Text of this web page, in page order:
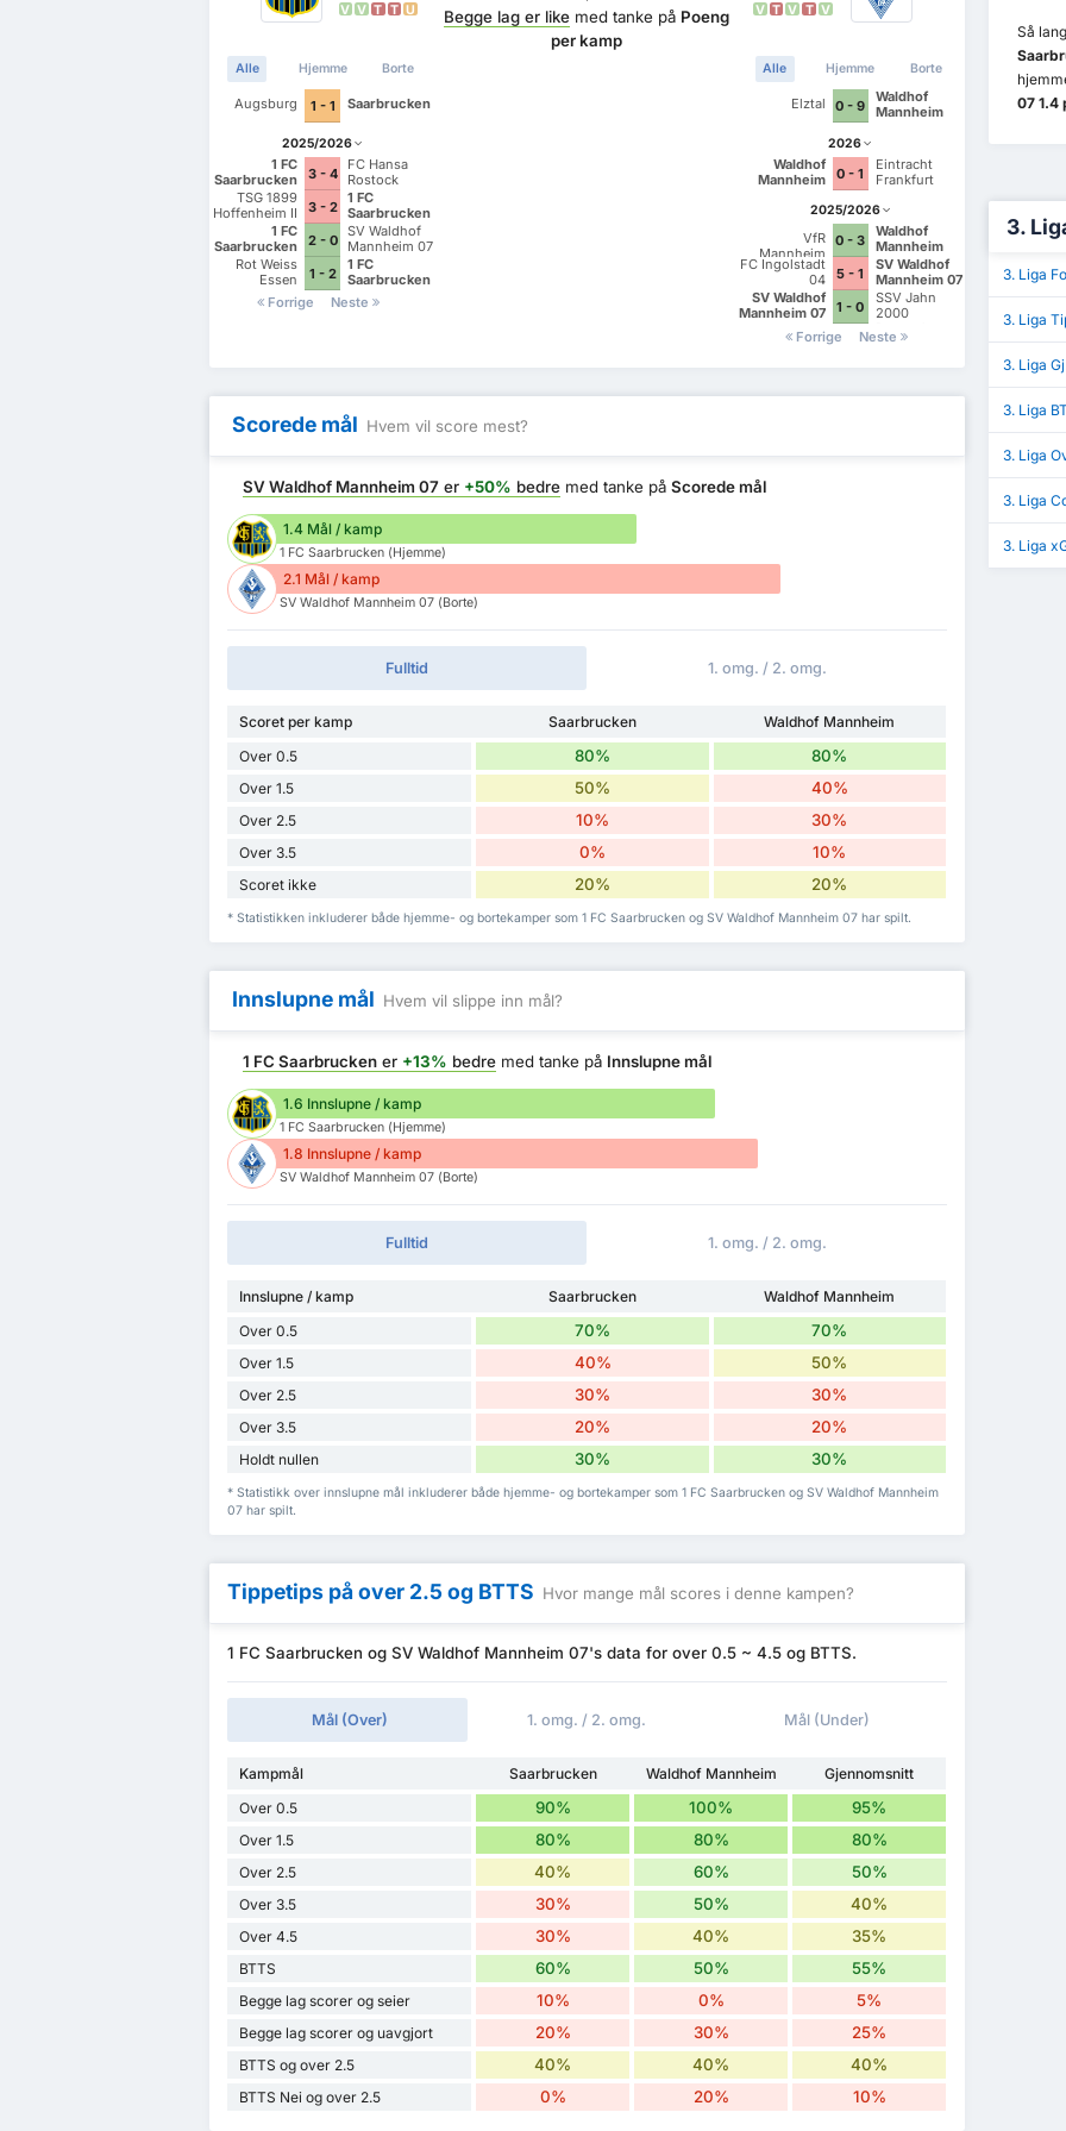
V V T T U
Alle Hjemme Borte
Augsburg 1 - 1 Saarbrucken
2025/2026
1 FC
Saarbrucken
3 - 4
FC Hansa
Rostock
TSG 1899
Hoffenheim II
3 - 2
1 FC
Saarbrucken
1 FC
Saarbrucken
2 - 0
SV Waldhof
Mannheim 07
Rot Weiss
Essen
1 - 2
1 FC
Saarbrucken
Forrige
Neste
Begge lag er likemed tanke på Poeng
per kamp
V T V T V
Alle Hjemme Borte
Elztal 0 - 9
Waldhof
Mannheim
2026
Waldhof
Mannheim
0 - 1
Eintracht
Frankfurt
2025/2026
VfR
Mannheim
0 - 3
Waldhof
Mannheim
FC Ingolstadt
04
5 - 1
SV Waldhof
Mannheim 07
SV Waldhof
Mannheim 07
1 - 0
SSV Jahn
2000
Regensburg
Forrige Neste
Scorede mål Hvem vil score mest?
SV Waldhof Mannheim 07 er +50% bedre med tanke påScorede mål
1.4 Mål / kamp
1 FC Saarbrucken (Hjemme)
2.1 Mål / kamp
SV Waldhof Mannheim 07 (Borte)
Fulltid 1. omg. / 2. omg.
Scoret per kamp Saarbrucken
Waldhof Mannheim
Over 0.5
80% 80%
Over 1.5 50% 40%
Over 2.5 10% 30%
Over 3.5 0% 10%
Scoret ikke 20% 20%
* Statistikken inkluderer både hjemme- og bortekamper som 1 FC Saarbrucken og SV Waldhof Mannheim 07 har spilt.
Innslupne mål Hvem vil slippe inn mål?
1 FC Saarbrucken er +13% bedre med tanke på Innslupne mål
1.6 Innslupne / kamp
1 FC Saarbrucken (Hjemme)
1.8 Innslupne / kamp
SV Waldhof Mannheim 07 (Borte)
Fulltid 1. omg. / 2. omg.
Innslupne / kamp Saarbrucken
Waldhof Mannheim
Over 0.5
70% 70%
Over 1.5 40% 50%
Over 2.5 30% 30%
Over 3.5 20% 20%
Holdt nullen 30% 30%
* Statistikk over innslupne mål inkluderer både hjemme- og bortekamper som 1 FC Saarbrucken og SV Waldhof Mannheim
07 har spilt.
Tippetips på over 2.5 og BTTS Hvor mange mål scores i denne kampen?
1 FC Saarbrucken og SV Waldhof Mannheim 07's data for over 0.5 ~ 4.5 og BTTS.
Mål (Over) 1. omg. / 2. omg. Mål (Under)
Kampmål Saarbrucken Waldhof Mannheim
Gjennomsnitt
Over 0.5
90% 100% 95%
Over 1.5 80% 80% 80%
Over 2.5 40% 60% 50%
Over 3.5 30% 50% 40%
Over 4.5 30% 40% 35%
BTTS 60% 50% 55%
Begge lag scorer og seier 10% 0% 5%
Begge lag scorer og uavgjort 20% 30% 25%
BTTS og over 2.5 40% 40% 40%
BTTS Nei og over 2.5 0% 20% 10%
Så
07 1.4
3.
3. Liga
3. Liga
3. Liga
3. Liga
3. Liga
3. Liga
3. Liga